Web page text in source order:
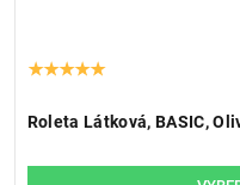
Roleta Látková, BASIC,